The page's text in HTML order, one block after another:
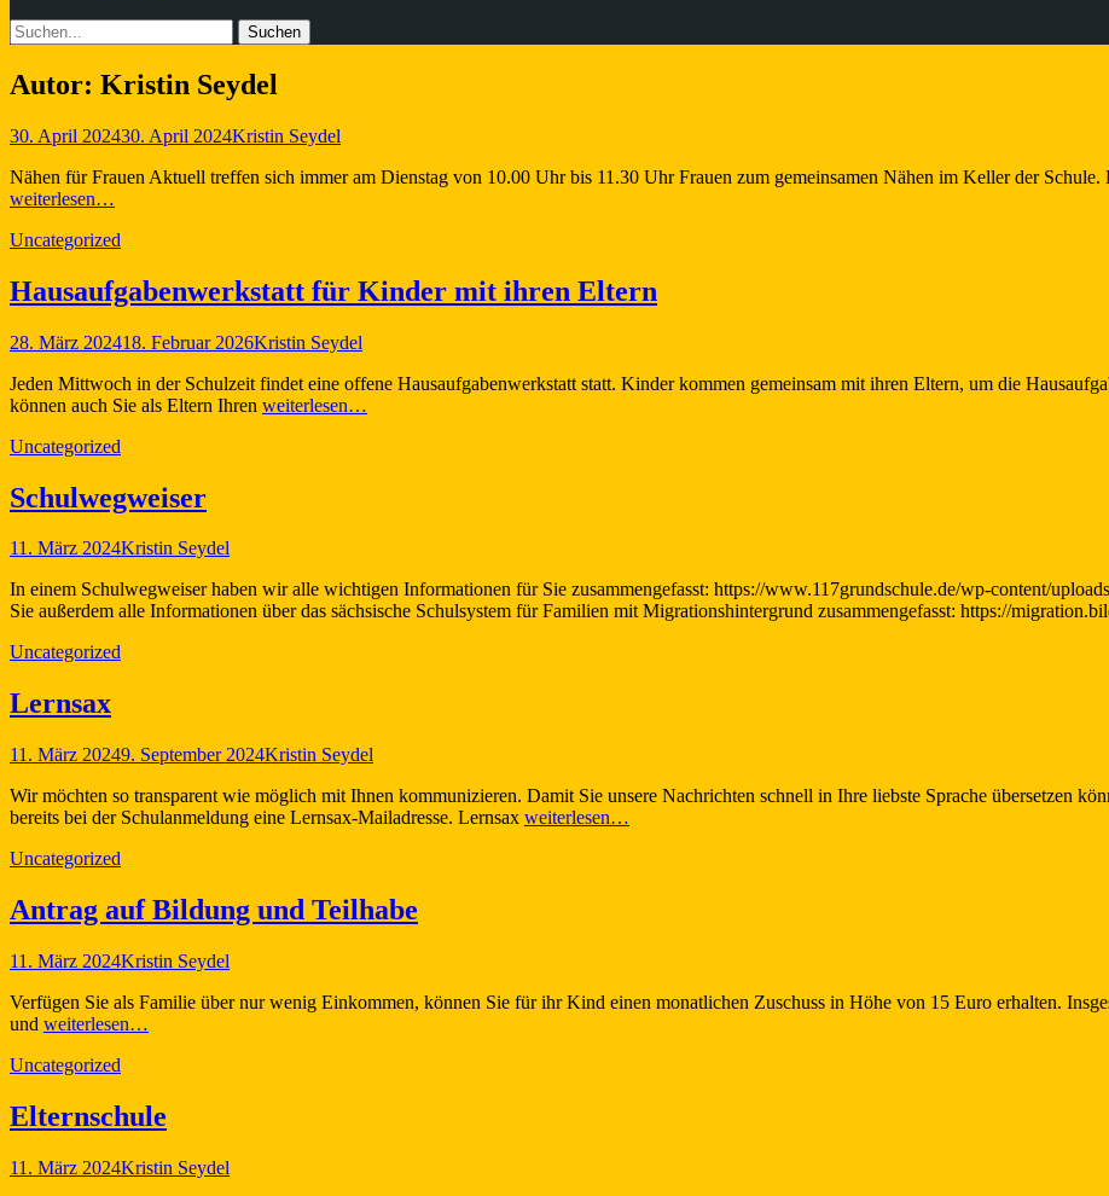
Suchen
Suche
nach:
Autor: Kristin Seydel
Veröffentlicht
30. April 202430. April 2024Autor
Kristin Seydel
Nähen für Frauen Aktuell treffen sich immer am Dienstag von 10.00 Uhr bis 11.30 Uhr Frauen zum gemeinsamen Nähen im Keller der
weiterlesen…
Kategorien
Uncategorized
Hausaufgabenwerkstatt für Kinder mit ihren Eltern
Veröffentlicht
28. März 202418. Februar 2026Autor
Kristin Seydel
Jeden Mittwoch in der Schulzeit findet eine offene Hausaufgabenwerkstatt statt. Kinder kommen gemeinsam mit ihren Eltern, um die
können auch Sie als Eltern Ihren weiterlesen…
Kategorien
Uncategorized
Schulwegweiser
Veröffentlicht
11. März 2024Autor
Kristin Seydel
In einem Schulwegweiser haben wir alle wichtigen Informationen für Sie zusammengefasst: https://www.117grundschule.de/wp-content/
Sie außerdem alle Informationen über das sächsische Schulsystem für Familien mit Migrationshintergrund zusammengefasst: https://
Kategorien
Uncategorized
Lernsax
Veröffentlicht
11. März 20249. September 2024Autor
Kristin Seydel
Wir möchten so transparent wie möglich mit Ihnen kommunizieren. Damit Sie unsere Nachrichten schnell in Ihre liebste Sprache übersetzen
bereits bei der Schulanmeldung eine Lernsax-Mailadresse. Lernsax weiterlesen…
Kategorien
Uncategorized
Antrag auf Bildung und Teilhabe
Veröffentlicht
11. März 2024Autor
Kristin Seydel
Verfügen Sie als Familie über nur wenig Einkommen, können Sie für ihr Kind einen monatlichen Zuschuss in Höhe von 15 Euro erhalten.
und weiterlesen…
Kategorien
Uncategorized
Elternschule
Veröffentlicht
11. März 2024Autor
Kristin Seydel